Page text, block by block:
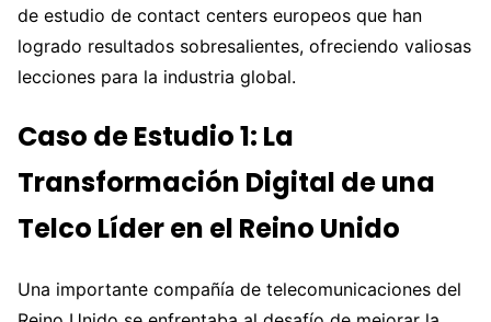
de estudio de contact centers europeos que han
logrado resultados sobresalientes, ofreciendo valiosas
lecciones para la industria global.
Caso de Estudio 1: La
Transformación Digital de una
Telco Líder en el Reino Unido
Una importante compañía de telecomunicaciones del